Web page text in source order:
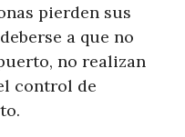
pierden sus
a que no
no realizan
control de